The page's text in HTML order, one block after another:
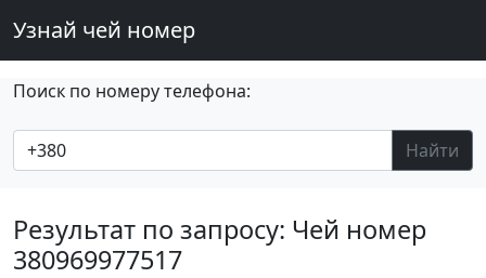
Узнай чей номер
Поиск по номеру телефона:
Найти
Результат по запросу: Чей номер
380969977517